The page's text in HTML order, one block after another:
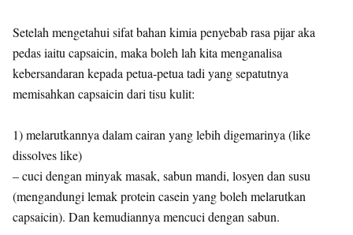
Setelah mengetahui sifat bahan kimia penyebab rasa pijar aka
pedas iaitu capsaicin, maka boleh lah kita menganalisa
kebersandaran kepada petua-petua tadi yang sepatutnya
memisahkan capsaicin dari tisu kulit:
1) melarutkannya dalam cairan yang lebih digemarinya (like
dissolves like)
– cuci dengan minyak masak, sabun mandi, losyen dan susu
(mengandungi lemak protein casein yang boleh melarutkan
capsaicin). Dan kemudiannya mencuci dengan sabun.